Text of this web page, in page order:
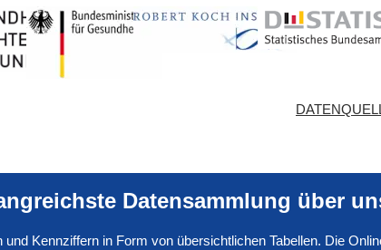
Datensammlung über
Kennziffern in Form von übersichtlichen Tabellen. Die